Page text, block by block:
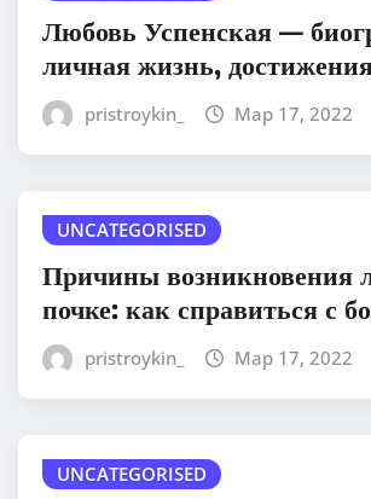
Любовь Успенская —
личная жизнь,
pristroykin_ Мар 17, 2022
UNCATEGORISED
Причины возникновения
почке: как справиться с
pristroykin_ Мар 17, 2022
UNCATEGORISED